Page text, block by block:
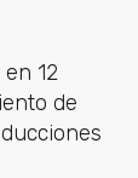
12
de